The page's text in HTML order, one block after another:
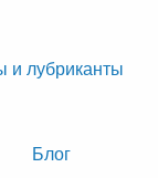
и лубриканты
Блог